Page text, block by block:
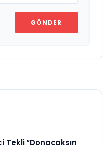
GÖNDER
Tekli “Donacaksın